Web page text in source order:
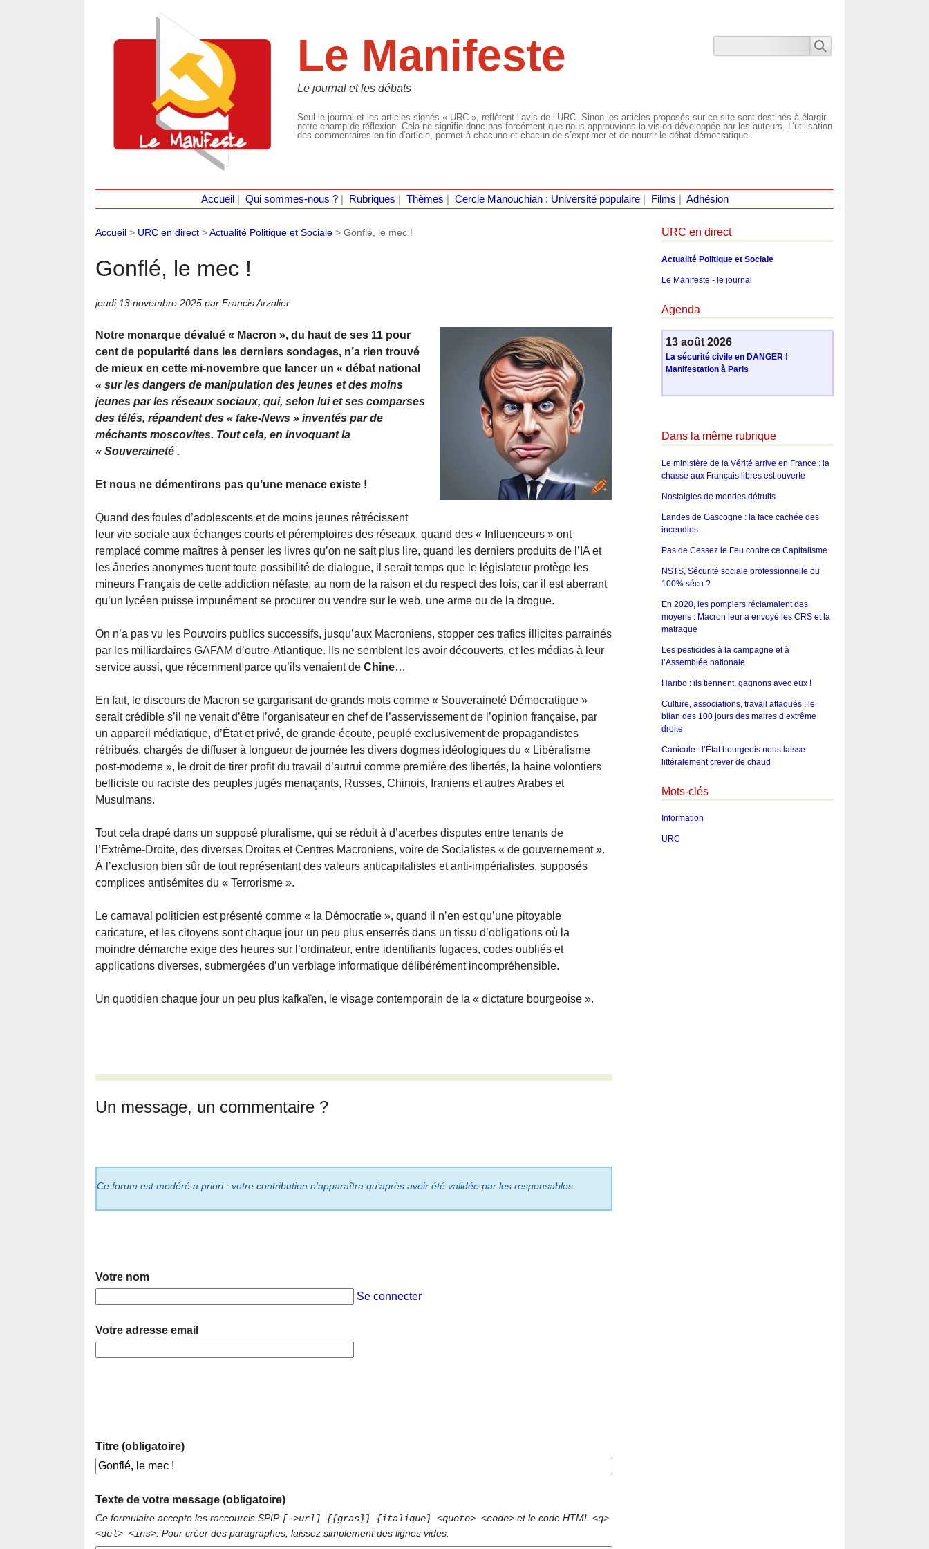
Le Manifeste
Le journal et les débats
Seul le journal et les articles signés « URC », reflètent l’avis de l’URC. Sinon les articles proposés sur ce site sont destinés à élargir
notre champ de réflexion. Cela ne signifie donc pas forcément que nous approuvions la vision développée par les auteurs. L’utilisation
des commentaires en fin d’article, permet à chacune et chacun de s’exprimer et de nourrir le débat démocratique.
Accueil Qui sommes-nous ?| Rubriques Thèmes Cercle Manouchian : Université populaire| Films Adhésion
Accueil > URC en direct >Actualité Politique et Sociale > Gonflé, le mec !
Gonflé, le mec !
jeudi 13 novembre 2025 par Francis Arzalier
Notre monarque dévalué « Macron », du haut de ses 11 pour
cent de popularité dans les derniers sondages, n’a rien trouvé
de mieux en cette mi-novembre que lancer un « débat national
« sur les dangers de manipulation des jeunes et des moins
jeunes par les réseaux sociaux, qui, selon lui et ses comparses
des télés, répandent des « fake-News » inventés par de
méchants moscovites. Tout cela, en invoquant la
« Souveraineté .
Et nous ne démentirons pas qu’une menace existe !
Quand des foules d’adolescents et de moins jeunes rétrécissent
leur vie sociale aux échanges courts et péremptoires des réseaux, quand des « Influenceurs » ont
remplacé comme maîtres à penser les livres qu’on ne sait plus lire, quand les derniers produits de l’IA et
les âneries anonymes tuent toute possibilité de dialogue, il serait temps que le législateur protège les
mineurs Français de cette addiction néfaste, au nom de la raison et du respect des lois, car il est aberrant
qu’un lycéen puisse impunément se procurer ou vendre sur le web, une arme ou de la drogue.
On n’a pas vu les Pouvoirs publics successifs, jusqu’aux Macroniens, stopper ces trafics illicites parrainés
par les milliardaires GAFAM d’outre-Atlantique. Ils ne semblent les avoir découverts, et les médias à leur
service aussi, que récemment parce qu’ils venaient de Chine…
En fait, le discours de Macron se gargarisant de grands mots comme « Souveraineté Démocratique »
serait crédible s’il ne venait d’être l’organisateur en chef de l’asservissement de l’opinion française, par
un appareil médiatique, d’État et privé, de grande écoute, peuplé exclusivement de propagandistes
rétribués, chargés de diffuser à longueur de journée les divers dogmes idéologiques du « Libéralisme
post-moderne », le droit de tirer profit du travail d’autrui comme première des libertés, la haine volontiers
belliciste ou raciste des peuples jugés menaçants, Russes, Chinois, Iraniens et autres Arabes et
Musulmans.
Tout cela drapé dans un supposé pluralisme, qui se réduit à d’acerbes disputes entre tenants de
l’Extrême-Droite, des diverses Droites et Centres Macroniens, voire de Socialistes « de gouvernement ».
À l’exclusion bien sûr de tout représentant des valeurs anticapitalistes et anti-impérialistes, supposés
complices antisémites du « Terrorisme ».
Le carnaval politicien est présenté comme « la Démocratie », quand il n’en est qu’une pitoyable
caricature, et les citoyens sont chaque jour un peu plus enserrés dans un tissu d’obligations où la
moindre démarche exige des heures sur l’ordinateur, entre identifiants fugaces, codes oubliés et
applications diverses, submergées d’un verbiage informatique délibérément incompréhensible.
Un quotidien chaque jour un peu plus kafkaïen, le visage contemporain de la « dictature bourgeoise ».
Un message, un commentaire ?
Ce forum est modéré a priori : votre contribution n’apparaîtra qu’après avoir été validée par les responsables.
Votre nom
Se connecter
Votre adresse email
Titre (obligatoire)
Texte de votre message (obligatoire)
Ce formulaire accepte les raccourcis SPIP [->url] {{gras}} {italique} <quote> <code> et le code HTML <q>
<del> <ins> . Pour créer des paragraphes, laissez simplement des lignes vides.
URC en direct
Actualité Politique et Sociale
Le Manifeste - le journal
Agenda
13 août 2026
La sécurité civile en DANGER !
Manifestation à Paris
Dans la même rubrique
Le ministère de la Vérité arrive en France : la
chasse aux Français libres est ouverte
Nostalgies de mondes détruits
Landes de Gascogne : la face cachée des
incendies
Pas de Cessez le Feu contre ce Capitalisme
NSTS, Sécurité sociale professionnelle ou
100% sécu ?
En 2020, les pompiers réclamaient des
moyens : Macron leur a envoyé les CRS et la
matraque
Les pesticides à la campagne et à
l’Assemblée nationale
Haribo : ils tiennent, gagnons avec eux !
Culture, associations, travail attaqués : le
bilan des 100 jours des maires d’extrême
droite
Canicule : l’État bourgeois nous laisse
littéralement crever de chaud
Mots-clés
Information
URC